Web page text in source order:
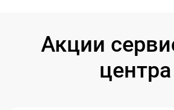
Акции
центра